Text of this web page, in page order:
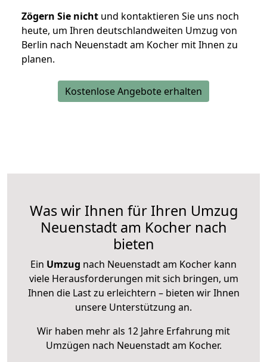
Zögern Sie nicht und kontaktieren Sie uns noch
heute, um Ihren deutschlandweiten Umzug von
Berlin nach Neuenstadt am Kocher mit Ihnen zu
planen.
Kostenlose Angebote erhalten
Was wir Ihnen für Ihren Umzug
Neuenstadt am Kocher nach
bieten
Ein Umzug nach Neuenstadt am Kocher kann
viele Herausforderungen mit sich bringen, um
Ihnen die Last zu erleichtern – bieten wir Ihnen
unsere Unterstützung an.
Wir haben mehr als 12 Jahre Erfahrung mit
Umzügen nach Neuenstadt am Kocher.